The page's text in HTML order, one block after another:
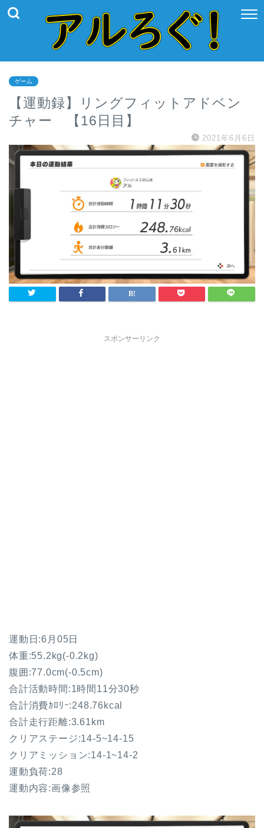
ゲーム
【運動録】リングフィットアドベン
チャー 【16日目】
2021年6月6日
スポンサーリンク
運動日:6月05日
体重:55.2kg(-0.2kg)
腹囲:77.0cm(-0.5cm)
合計活動時間:1時間11分30秒
合計消費ｶﾛﾘｰ:248.76kcal
合計走行距離:3.61km
クリアステージ:14-5~14-15
クリアミッション:14-1~14-2
運動負荷:28
運動内容:画像参照